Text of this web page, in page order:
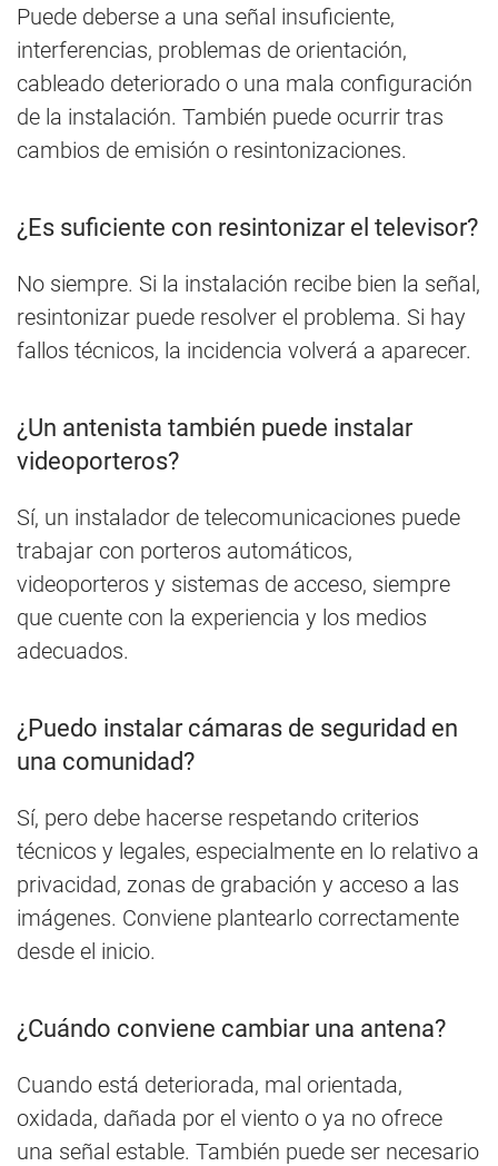
Puede deberse a una señal insuficiente,
interferencias, problemas de orientación,
cableado deteriorado o una mala configuración
de la instalación. También puede ocurrir tras
cambios de emisión o resintonizaciones.
¿Es suficiente con resintonizar el televisor?
No siempre. Si la instalación recibe bien la señal,
resintonizar puede resolver el problema. Si hay
fallos técnicos, la incidencia volverá a aparecer.
¿Un antenista también puede instalar
videoporteros?
Sí, un instalador de telecomunicaciones puede
trabajar con porteros automáticos,
videoporteros y sistemas de acceso, siempre
que cuente con la experiencia y los medios
adecuados.
¿Puedo instalar cámaras de seguridad en
una comunidad?
Sí, pero debe hacerse respetando criterios
técnicos y legales, especialmente en lo relativo a
privacidad, zonas de grabación y acceso a las
imágenes. Conviene plantearlo correctamente
desde el inicio.
¿Cuándo conviene cambiar una antena?
Cuando está deteriorada, mal orientada,
oxidada, dañada por el viento o ya no ofrece
una señal estable. También puede ser necesario